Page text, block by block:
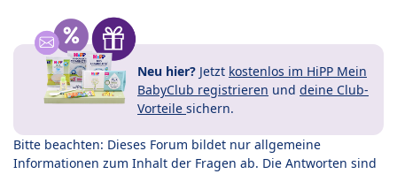
Neu hier? Jetzt kostenlos im HiPP Mein
BabyClub registrieren und deine Club-
Vorteile sichern.
Bitte beachten: Dieses Forum bildet nur allgemeine
Informationen zum Inhalt der Fragen ab. Die Antworten sind